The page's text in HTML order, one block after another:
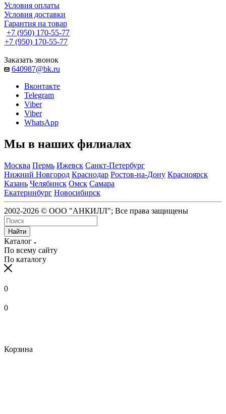
Условия оплаты
Условия доставки
Гарантия на товар
+7 (950) 170-55-77
+7 (950) 170-55-77
Заказать звонок
640987@bk.ru
Вконтакте
Telegram
Viber
Viber
WhatsApp
Мы в наших филиалах
Москва Пермь Ижевск Санкт-Петербург
Нижний Новгород Краснодар Ростов-на-Дону Красноярск
Казань Челябинск Омск Самара
Екатеринбург Новосибирск
2002-2026 © ООО "АНКИЛЛ"; Все права защищены
Найти
Каталог
По всему сайту
По каталогу
0
0
Корзина